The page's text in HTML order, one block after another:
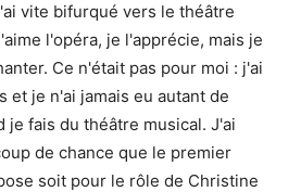
vite bifurqué vers le théâtre
l'opéra, je l'apprécie, mais je
Ce n'était pas pour moi : j'ai
et je n'ai jamais eu autant de
je fais du théâtre musical. J'ai
de chance que le premier
soit pour le rôle de Christine